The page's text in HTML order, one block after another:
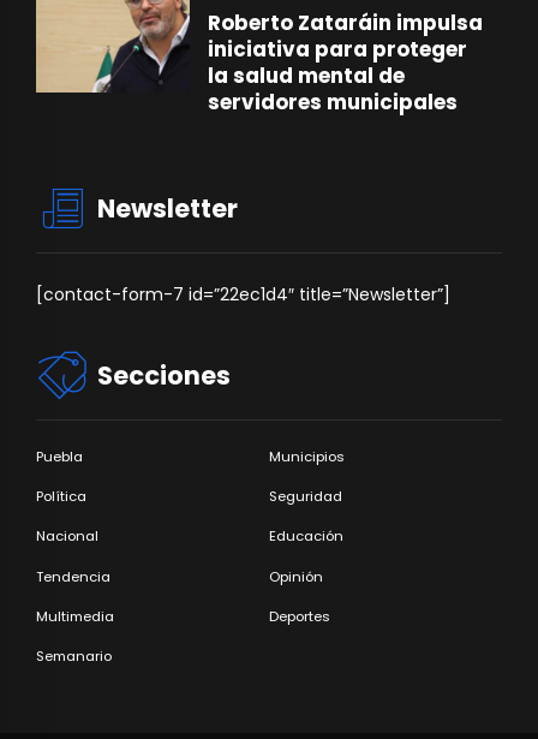
Roberto Zataráin impulsa
iniciativa para proteger
la salud mental de
servidores municipales
Newsletter
[contact-form-7 id=”22ec1d4″ title=”Newsletter”]
Secciones
Puebla Municipios
Política Seguridad
Nacional Educación
Tendencia Opinión
Multimedia Deportes
Semanario